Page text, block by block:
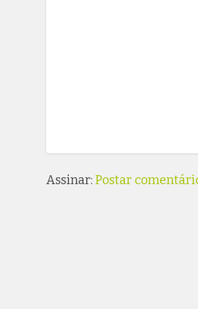
Assinar:Postar